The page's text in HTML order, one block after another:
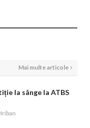
Mai multe articole
la sânge la ATBS